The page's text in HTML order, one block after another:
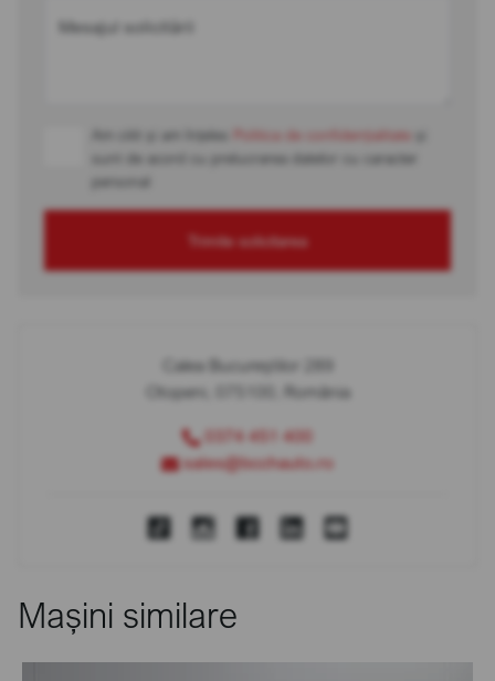
Mesajul solicitării
Am citit și am înțeles Politica de confidențialitate
sunt de acord cu prelucrarea datelor cu caracter
personal
Trimite solicitarea
Calea Bucureștilor 289
Otopeni, 075100, România
0374 451 400
sales@bcchauto.ro
Mașini similare